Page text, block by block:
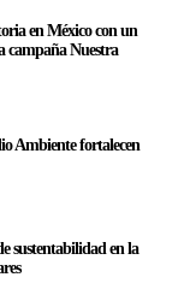
en México con un
campaña Nuestra
Ambiente fortalecen
sustentabilidad en la